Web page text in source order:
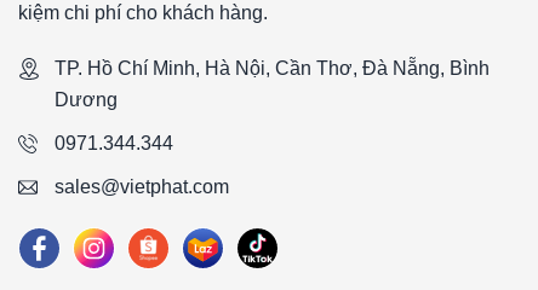
kiệm chi phí cho khách hàng.
TP. Hồ Chí Minh, Hà Nội, Cần Thơ, Đà Nẵng, Bình
Dương
0971.344.344
sales@vietphat.com